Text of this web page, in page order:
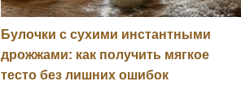
Булочки с сухими инстантными
дрожжами: как получить мягкое
тесто без лишних ошибок